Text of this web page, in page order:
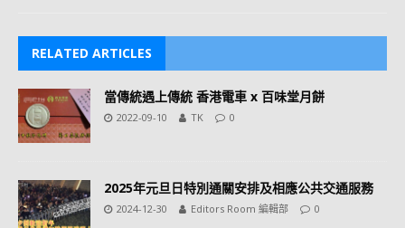
RELATED ARTICLES
當傳統遇上傳統 香港電車 x 百味堂月餅
2022-09-10 TK 0
2025年元旦日特別通關安排及相應公共交通服務
2024-12-30 Editors Room 編輯部 0